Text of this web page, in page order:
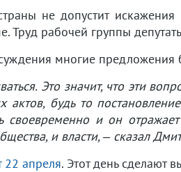
не допустит искажения
Труд рабочей группы
многие предложения
Это значит, что эти
будь то
и он
и власти, – сказал
22 апреля. Этот день сделают